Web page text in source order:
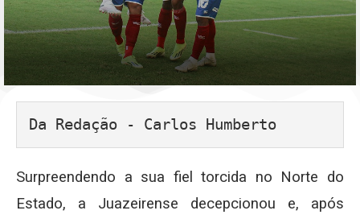
Da Redação - Carlos Humberto
Surpreendendo a sua fiel torcida no Norte do
Estado, a Juazeirense decepcionou e, após